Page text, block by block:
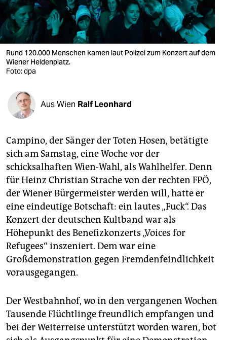
wahrheit
verlag
verlag
shop
fragen & hilfe
unterstützen
abo
genossenschaft
epaper login
Rund 120.000 Menschen kamen laut Polizei zum Konzert auf dem
Wiener Heldenplatz.
Foto: dpa
Aus Wien Ralf Leonhard
Campino, der Sänger der Toten Hosen, betätigte
sich am Samstag, eine Woche vor der
schicksalhaften Wien-Wahl, als Wahlhelfer. Denn
für Heinz Christian Strache von der rechten FPÖ,
der Wiener Bürgermeister werden will, hatte er
eine eindeutige Botschaft: ein lautes „Fuck“. Das
Konzert der deutschen Kultband war als
Höhepunkt des Benefizkonzerts „Voices for
Refugees“ inszeniert. Dem war eine
Großdemonstration gegen Fremdenfeindlichkeit
vorausgegangen.
Der Westbahnhof, wo in den vergangenen Wochen
Tausende Flüchtlinge freundlich empfangen und
bei der Weiterreise unterstützt worden waren, bot